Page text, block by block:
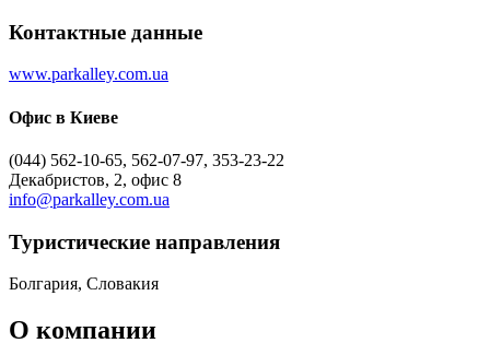
Контактные данные
www.parkalley.com.ua
Офис в Киеве
(044) 562-10-65, 562-07-97, 353-23-22
Декабристов, 2, офис 8
info@parkalley.com.ua
Туристическиe направления
Болгария, Словакия
О компании